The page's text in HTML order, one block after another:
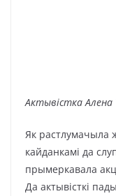
Актывістка
Як растлумачыла
кайданкамі да
прымеркавала
Да актывісткі